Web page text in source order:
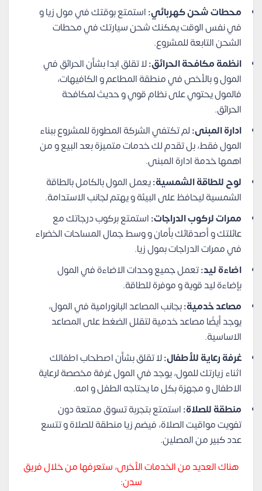
محطات شحن كهربائي:استمتع بوقتك في مول زيا و
في نفس الوقت يمكنك شحن سيارتك في محطات
الشحن التابعة للمشروع.
انظمة مكافحة الحرائق:لا تقلق ابدا بشأن الحرائق في
المول و بالأخص في منطقة المطاعم و الكافيهات،
فالمول يحتوي على نظام قوي و حديث لمكافحة
الحرائق.
ادارة المبنى:لم تكتفي الشركة المطورة للمشروع ببناء
المول فقط، بل تقدم لك خدمات متميزة بعد البيع و من
اهمها خدمة ادارة المبنى.
لوح للطاقة الشمسية:يعمل المول بالكامل بالطاقة
الشمسية ليحافظ على البيئة و يهتم لجانب الاستدامة.
ممرات لركوب الدراجات:استمتع بركوب درجاتك مع
عائلتك و أصدقائك بأمان و وسط جمال المساحات الخضراء
في ممرات الدراجات بمول زيا.
اضاءة ليد:تعمل جميع وحدات الاضاءة في المول
بإضاءة ليد قوية و موفرة للطاقة.
مصاعد خدمية:بجانب المصاعد البانورامية في المول،
يوجد أيضًا مصاعد خدمية لتقلل الضغط على المصاعد
الاساسية.
غرفة رعاية للأطفال:لا تقلق بشأن اصطحاب اطفالك
اثناء زيارتك للمول، يوجد في المول غرفة مخصصة لرعاية
الاطفال و مجهزة بكل ما يحتاجه الطفل و امه.
منطقة للصلاة:استمتع بتجربة تسوق ممتعة دون
تفويت مواقيت الصلاة، فيضم زيا منطقة للصلاة و تتسع
عدد كبير من المصلين.
هناك العديد من الخدمات الأخرى، ستعرفها من خلال فريق
سدن: